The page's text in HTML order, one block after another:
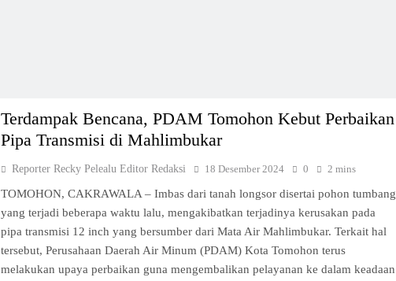
Terdampak Bencana, PDAM Tomohon Kebut Perbaikan
Pipa Transmisi di Mahlimbukar
Reporter Recky Pelealu Editor Redaksi 18 Desember 2024 0 2 mins
TOMOHON, CAKRAWALA – Imbas dari tanah longsor disertai pohon tumbang
yang terjadi beberapa waktu lalu, mengakibatkan terjadinya kerusakan pada
pipa transmisi 12 inch yang bersumber dari Mata Air Mahlimbukar. Terkait hal
tersebut, Perusahaan Daerah Air Minum (PDAM) Kota Tomohon terus
melakukan upaya perbaikan guna mengembalikan pelayanan ke dalam keadaan